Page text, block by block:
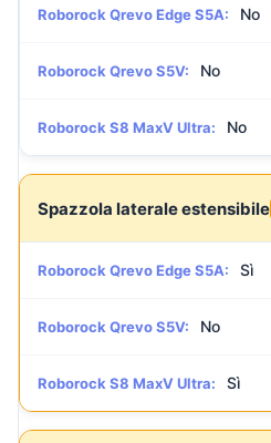
Roborock Qrevo Edge S5A: No
Roborock Qrevo S5V: No
Roborock S8 MaxV Ultra: No
Spazzola laterale estensibile
Roborock Qrevo Edge S5A: Sì
Roborock Qrevo S5V: No
Roborock S8 MaxV Ultra: Sì